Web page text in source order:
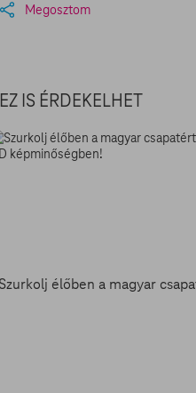
Megosztom
EZ IS ÉRDEKELHET